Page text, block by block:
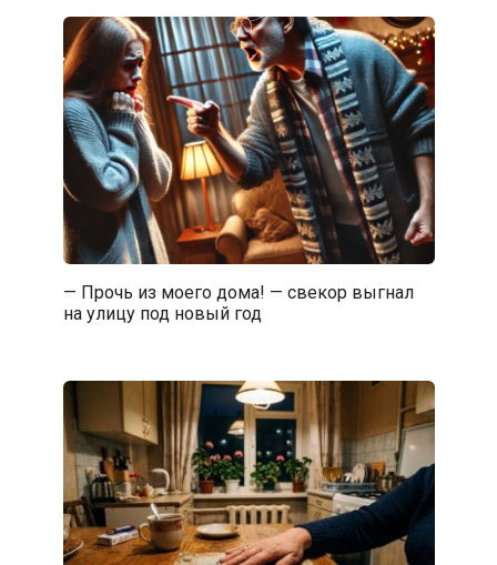
— Прочь из моего дома! — свекор выгнал
на улицу под новый год